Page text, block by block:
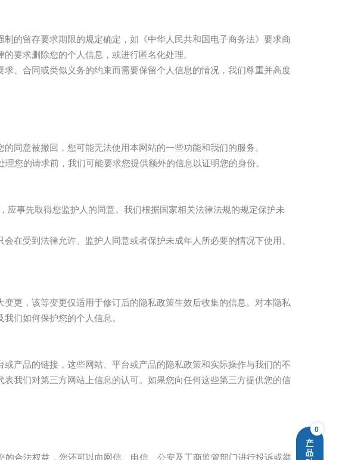
的留存要求期限的规定确定，如《中华人民共和国电子商务法》要求商
要求删除您的个人信息，或进行匿名化处理。
、合同或类似义务的约束而需要保留个人信息的情况，我们尊重并高度
同意被撤回，您可能无法使用本网站的一些功能和我们的服务。
您的请求前，我们可能要求您提供额外的信息以证明您的身份。
事先取得您监护人的同意。我们根据国家相关法律法规的规定保护未
在受到法律允许、监护人同意或者保护未成年人所必要的情况下使用、
更，该等变更仅适用于修订后的隐私政策生效后收集的信息。对本隐私
们如何保护您的个人信息。
产品的链接，这些网站、平台或产品的隐私政策和实际操作与我们的不
我们对第三方网站上信息的认可。如果您向任何这些第三方提供您的信
合法权益，您还可以向网信、电信、公安及工商监管部门进行投诉或举
0
产
品